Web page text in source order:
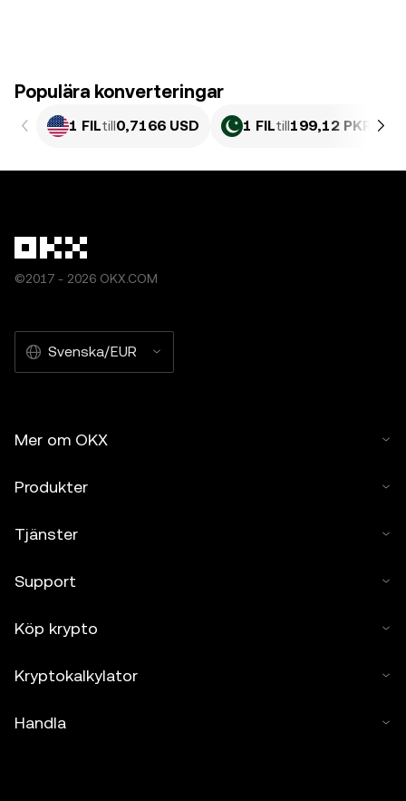
Populära konverteringar
1 FILtill0,7166 USD 1 FILtill199,12 PKR
©2017 - 2026 OKX.COM
Svenska/EUR
Mer om OKX
Produkter
Tjänster
Support
Köp krypto
Kryptokalkylator
Handla